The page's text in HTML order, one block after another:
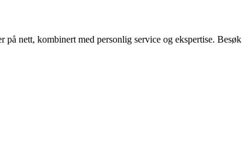
nett, kombinert med personlig service og ekspertise. Besøk